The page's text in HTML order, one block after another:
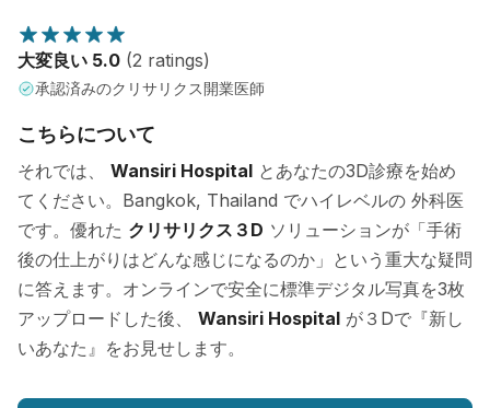
大変良い 5.0 (2 ratings)
承認済みのクリサリクス開業医師
こちらについて
それでは、 Wansiri Hospital とあなたの3D診療を始め
てください。Bangkok, Thailand でハイレベルの 外科医
です。優れた クリサリクス３D ソリューションが「手術
後の仕上がりはどんな感じになるのか」という重大な疑問
に答えます。オンラインで安全に標準デジタル写真を3枚
アップロードした後、 Wansiri Hospital が３Dで『新し
いあなた』をお見せします。